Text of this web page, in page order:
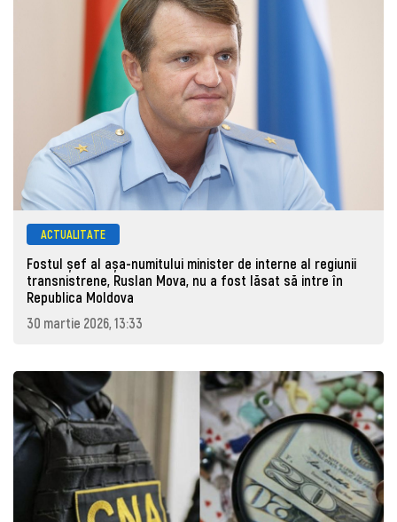
ACTUALITATE
Fostul șef al așa-numitului minister de interne al regiunii
transnistrene, Ruslan Mova, nu a fost lăsat să intre în
Republica Moldova
30 martie 2026, 13:33